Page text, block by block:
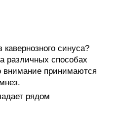
синуса?
различных способах
внимание принимаются
рядом